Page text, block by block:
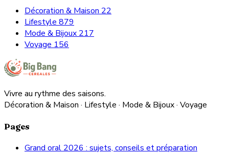
Décoration & Maison 22
Lifestyle 879
Mode & Bijoux 217
Voyage 156
Vivre au rythme des saisons.
Décoration & Maison · Lifestyle · Mode & Bijoux · Voyage
Pages
Grand oral 2026 : sujets, conseils et préparation